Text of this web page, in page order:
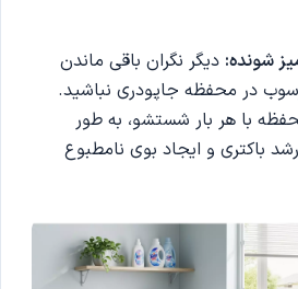
شونده: دیگر نگران باقی ماندن
در محفظه جاپودری نباشید.
با هر بار شستشو، به طور
باکتری و ایجاد بوی نامطبوع